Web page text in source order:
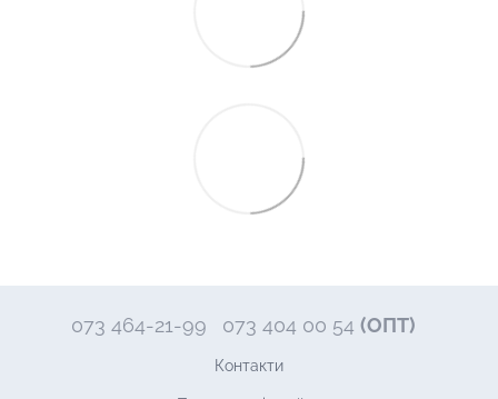
073 464-21-99 073 404 00 54 (ОПТ)
Контакти